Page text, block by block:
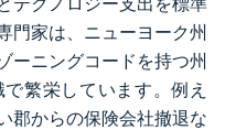
門家は、ニューヨーク州
ーニングコードを持つ州
繁栄しています。例え
郡からの保険会社撤退な